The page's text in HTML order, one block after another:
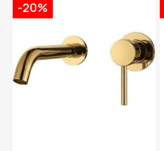
-20%